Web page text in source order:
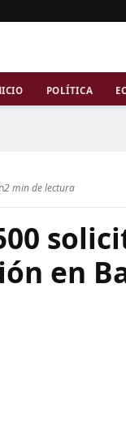
POLÍTICA
2 min de lectura
en